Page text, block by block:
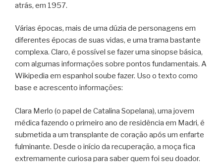
atrás, em 1957.
Várias épocas, mais de uma dúzia de personagens em
diferentes épocas de suas vidas, e uma trama bastante
complexa. Claro, é possível se fazer uma sinopse básica,
com algumas informações sobre pontos fundamentais. A
Wikipedia em espanhol soube fazer. Uso o texto como
base e acrescento informações:
Clara Merlo (o papel de Catalina Sopelana), uma jovem
médica fazendo o primeiro ano de residência em Madri, é
submetida a um transplante de coração após um enfarte
fulminante. Desde o início da recuperação, a moça fica
extremamente curiosa para saber quem foi seu doador.